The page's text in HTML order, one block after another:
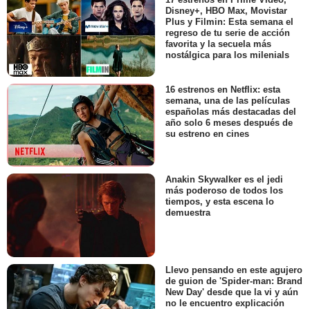
Disney+, HBO Max, Movistar
Plus y Filmin: Esta semana el
regreso de tu serie de acción
favorita y la secuela más
nostálgica para los milenials
16 estrenos en Netflix: esta
semana, una de las películas
españolas más destacadas del
año solo 6 meses después de
su estreno en cines
Anakin Skywalker es el jedi
más poderoso de todos los
tiempos, y esta escena lo
demuestra
Llevo pensando en este agujero
de guion de 'Spider-man: Brand
New Day' desde que la vi y aún
no le encuentro explicación